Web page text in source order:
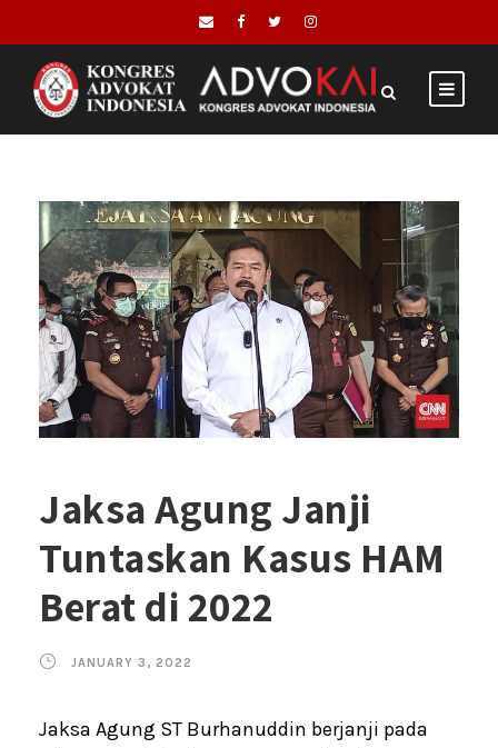
Jaksa Agung Janji
Tuntaskan Kasus HAM
Berat di 2022
JANUARY 3, 2022
Jaksa Agung ST Burhanuddin berjanji pada